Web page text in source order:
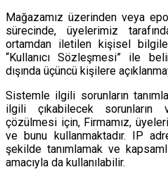
Mağazamız üzerinden veya
sürecinde, üyelerimiz
ortamdan iletilen kişisel
“Kullanıcı Sözleşmesi” ile
dışında üçüncü kişilere
Sistemle ilgili sorunların
ilgili çıkabilecek sorunların
çözülmesi için, Firmamız,
ve bunu kullanmaktadır. IP
şekilde tanımlamak ve
amacıyla da kullanılabilir.